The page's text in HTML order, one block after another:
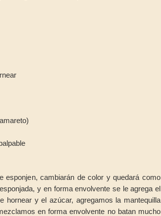
esponjen, cambiarán de color y quedará como
y en forma envolvente se le agrega el
hornear y el azúcar, agregamos la mantequilla
en forma envolvente no batan mucho